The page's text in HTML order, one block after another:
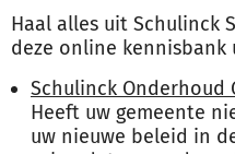
Haal alles uit Schulinck
deze online
Schulinck Onderhoud
Heeft uw gemeente
uw nieuwe beleid in